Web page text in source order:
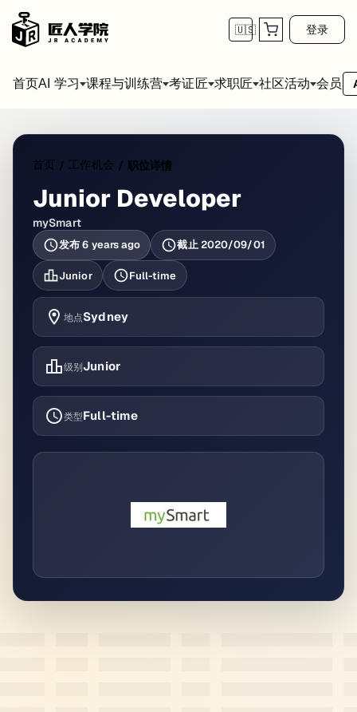
🇺🇸 登录
首页AI 学习 课程与训练营 考证匠 求职匠 社区活动 会员
首页 / 工作机会 / 职位详情
Junior Developer
mySmart
发布6 years ago 截止2020/09/01
Junior Full-time
地点Sydney
级别Junior
类型Full-time